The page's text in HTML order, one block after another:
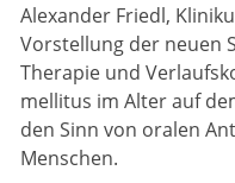
Alexander Friedl,
Vorstellung der neuen
Therapie und
mellitus im Alter auf
den Sinn von oralen
Menschen.